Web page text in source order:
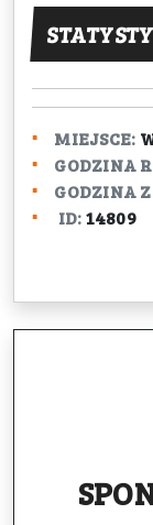
MIEJSCE:
GODZINA
GODZINA
ID:14809